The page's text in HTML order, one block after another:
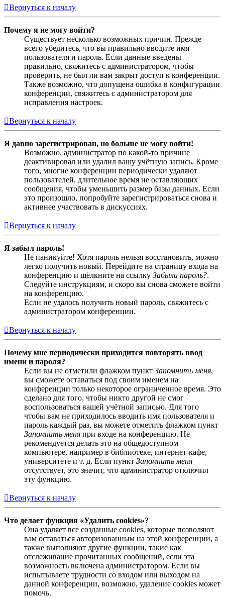
Вернуться к началу
Почему я не могу войти?
Существует несколько возможных причин. Прежде
всего убедитесь, что вы правильно вводите имя
пользователя и пароль. Если данные введены
правильно, свяжитесь с администратором, чтобы
проверить, не был ли вам закрыт доступ к конференции.
Также возможно, что допущена ошибка в конфигурации
конференции, свяжитесь с администратором для
исправления настроек.
Вернуться к началу
Я давно зарегистрирован, но больше не могу войти!
Возможно, администратор по какой-то причине
деактивировал или удалил вашу учётную запись. Кроме
того, многие конференции периодически удаляют
пользователей, длительное время не оставляющих
сообщения, чтобы уменьшить размер базы данных. Если
это произошло, попробуйте зарегистрироваться снова и
активнее участвовать в дискуссиях.
Вернуться к началу
Я забыл пароль!
Не паникуйте! Хотя пароль нельзя восстановить, можно
легко получить новый. Перейдите на страницу входа на
конференцию и щёлкните на ссылку Забыли пароль?.
Следуйте инструкциям, и скоро вы снова сможете войти
на конференцию.
Если не удалось получить новый пароль, свяжитесь с
администратором конференции.
Вернуться к началу
Почему мне периодически приходится повторять ввод
имени и пароля?
Если вы не отметили флажком пункт Запомнить меня,
вы сможете оставаться под своим именем на
конференции только некоторое ограниченное время. Это
сделано для того, чтобы никто другой не смог
воспользоваться вашей учётной записью. Для того
чтобы вам не приходилось вводить имя пользователя и
пароль каждый раз, вы можете отметить флажком пункт
Запомнить меня при входе на конференцию. Не
рекомендуется делать это на общедоступном
компьютере, например в библиотеке, интернет-кафе,
университете и т. д. Если пункт Запомнить меня
отсутствует, это значит, что администратор отключил
эту функцию.
Вернуться к началу
Что делает функция «Удалить cookies»?
Она удаляет все созданные cookies, которые позволяют
вам оставаться авторизованным на этой конференции, а
также выполняют другие функции, такие как
отслеживание прочитанных сообщений, если эта
возможность включена администратором. Если вы
испытываете трудности со входом или выходом на
данной конференции, возможно, удаление cookies может
помочь.